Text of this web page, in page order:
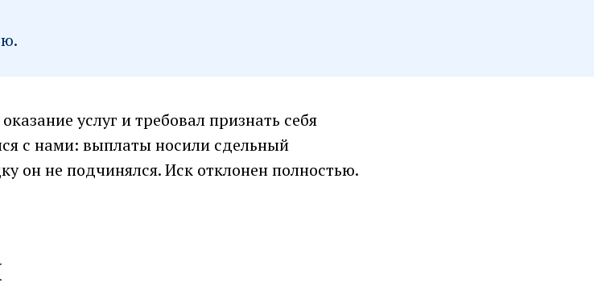
услуг и требовал признать себя
с нами: выплаты носили сдельный
он не подчинялся. Иск отклонен полностью.